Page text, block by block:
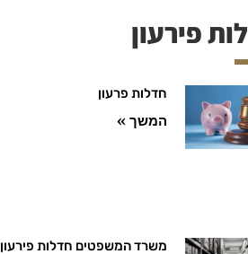
פירעון
חדלות פרעון
המשך »
משרד המשפטים חדלות פירעון